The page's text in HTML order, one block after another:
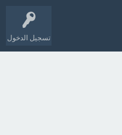
تسجيل الدخول